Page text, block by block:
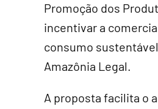
Promoção dos
incentivar a
consumo
Amazônia Legal.
A proposta facilita o